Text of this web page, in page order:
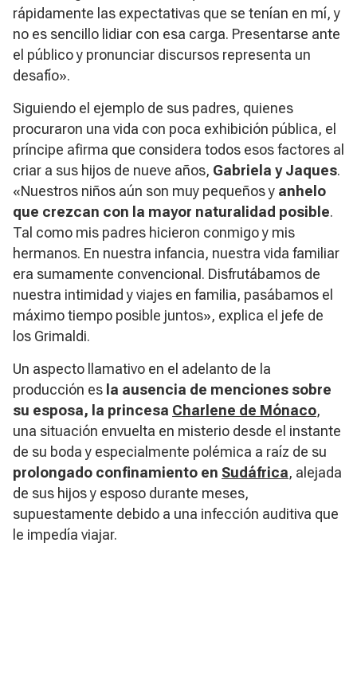
rápidamente las expectativas que se tenían en mí, y
no es sencillo lidiar con esa carga. Presentarse ante
el público y pronunciar discursos representa un
desafío».
Siguiendo el ejemplo de sus padres, quienes
procuraron una vida con poca exhibición pública, el
príncipe afirma que considera todos esos factores al
criar a sus hijos de nueve años, Gabriela y Jaques.
«Nuestros niños aún son muy pequeños y anhelo
que crezcan con la mayor naturalidad posible.
Tal como mis padres hicieron conmigo y mis
hermanos. En nuestra infancia, nuestra vida familiar
era sumamente convencional. Disfrutábamos de
nuestra intimidad y viajes en familia, pasábamos el
máximo tiempo posible juntos», explica el jefe de
los Grimaldi.
Un aspecto llamativo en el adelanto de la
producción es la ausencia de menciones sobre
su esposa, la princesa Charlene de Mónaco,
una situación envuelta en misterio desde el instante
de su boda y especialmente polémica a raíz de su
prolongado confinamiento en Sudáfrica, alejada
de sus hijos y esposo durante meses,
supuestamente debido a una infección auditiva que
le impedía viajar.